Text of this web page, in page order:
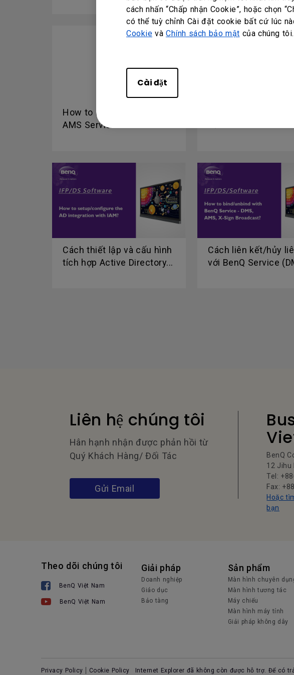
cách nhấn “Chấp nhận Cookie”, hoặc chọn
có thể tuỳ chỉnh Cài đặt cookie bất cứ lúc
Cookie và Chính sách bảo mật của chúng tôi.
Cài đặt
How to bind the IFP to
AMS Service?
Cách thiết lập và cấu hình
tích hợp Active Directory...
Cách liên kết/hủy
với BenQ Service
Liên hệ chúng tôi
Hân hạnh nhận được phản hồi từ
Quý Khách Hàng/ Đối Tác
Gửi Email
BenQ
12 Jihu
Tel:
Fax:
Hoặc
bạn
Theo dõi chúng tôi
BenQ Việt Nam
BenQ Việt Nam
Giải pháp
Doanh nghiệp
Giáo dục
Bảo tàng
Sản phẩm
Màn hình chuyên
Màn hình tương tác
Máy chiếu
Màn hình máy tính
Giải pháp không dây
Privacy Policy Cookie Policy Internet Explorer đã không còn được hỗ trợ. Để có